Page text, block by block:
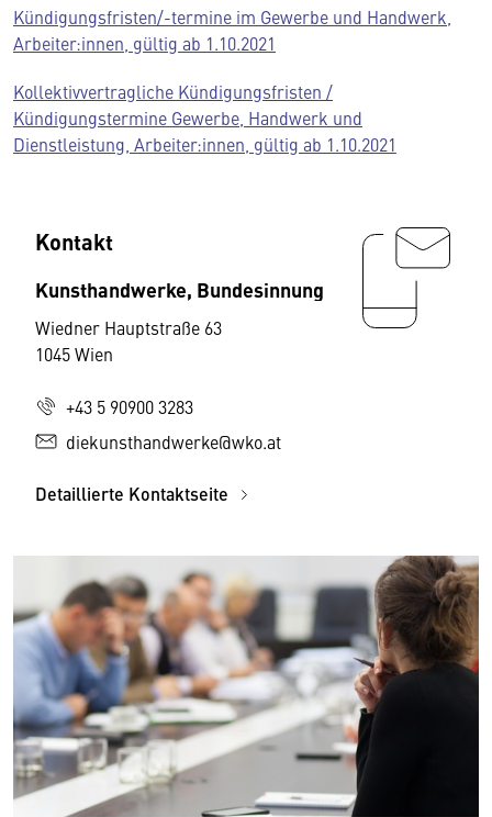
Kündigungsfristen/-termine im Gewerbe und Handwerk,
Arbeiter:innen, gültig ab 1.10.2021
Kollektivvertragliche Kündigungsfristen /
Kündigungstermine Gewerbe, Handwerk und
Dienstleistung, Arbeiter:innen, gültig ab 1.10.2021
Kontakt
Kunsthandwerke, Bundesinnung
Wiedner Hauptstraße 63
1045 Wien
+43 5 90900 3283
diekunsthandwerke@wko.at
Detaillierte Kontaktseite